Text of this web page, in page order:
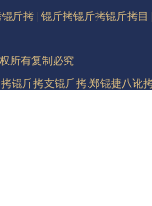
斤拷 锟斤拷锟斤拷锟斤拷目
所有复制必究
锟斤拷支锟斤拷:郑锟捷八讹